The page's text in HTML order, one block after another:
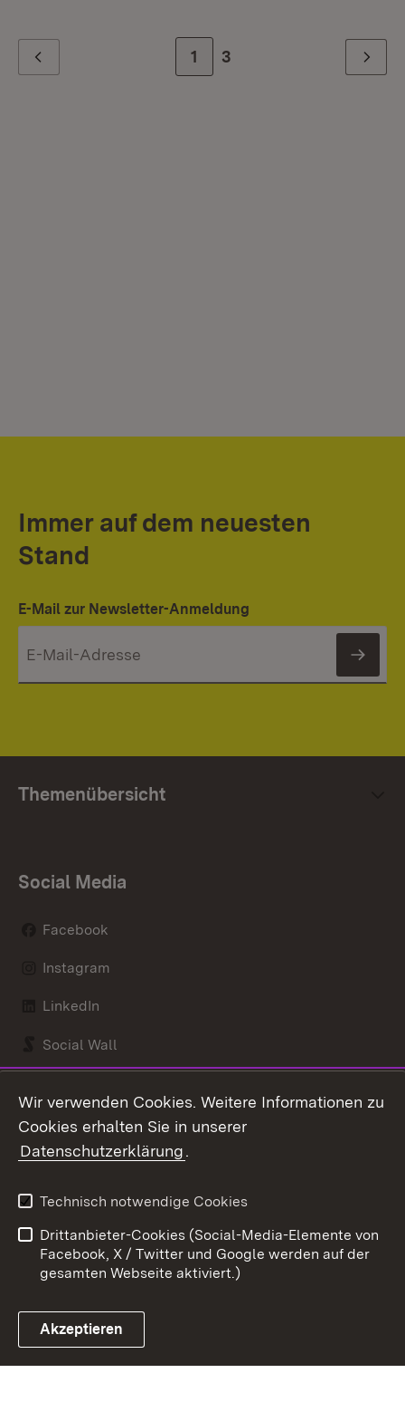
Zur Seite
1 Zur letzten Seite
3 Weiter
Immer auf dem neuesten
Stand
E-Mail zur Newsletter-Anmeldung
Themenübersicht
Social Media
Facebook
Instagram
LinkedIn
Social Wall
Link zum Landesportal
Kontakt
Barrierefreiheit
Impressum
Cookies
Wir verwenden Cookies. Weitere Informationen zu
Cookies erhalten Sie in unserer
Datenschutzerklärung.
Technisch notwendige Cookies
Drittanbieter-Cookies (Social-Media-Elemente von
Facebook, X / Twitter und Google werden auf der
gesamten Webseite aktiviert.)
Akzeptieren